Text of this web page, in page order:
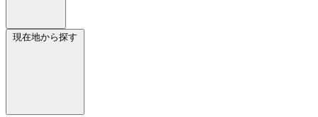
現在地から探す